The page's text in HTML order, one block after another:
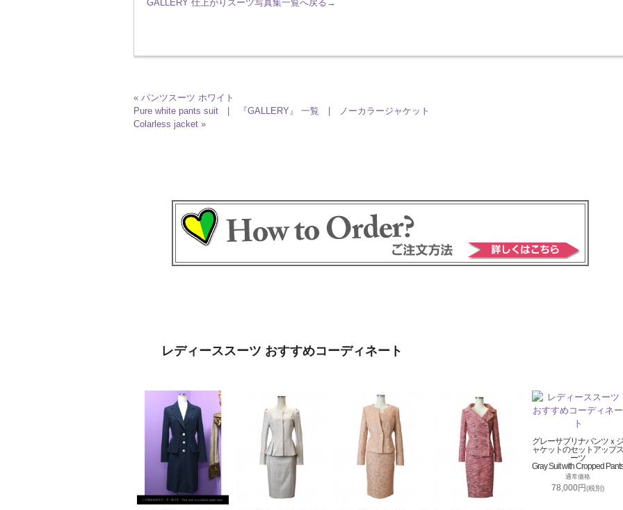
GALLERY 仕上がりスーツ写真集一覧へ戻る→
« パンツスーツ ホワイト
Pure white pants suit
『GALLERY』 一覧
ノーカラージャケット
Colarless jacket »
レディーススーツ おすすめコーディネート
グレーサブリナパンツｘジ
ャケットのセットアップス
ーツ
Gray Suit with Cropped Pants
通常価格
78,000円(税別)